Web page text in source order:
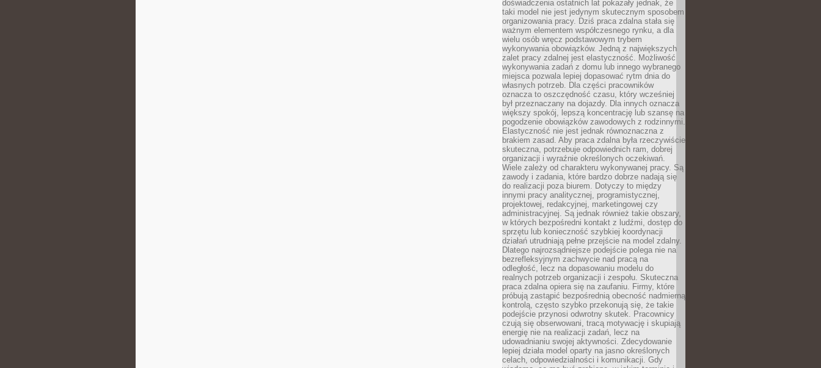
doświadczenia ostatnich lat pokazały jednak, że
taki model nie jest jedynym skutecznym sposobem
organizowania pracy. Dziś praca zdalna stała się
ważnym elementem współczesnego rynku, a dla
wielu osób wręcz podstawowym trybem
wykonywania obowiązków. Jedną z największych
zalet pracy zdalnej jest elastyczność. Możliwość
wykonywania zadań z domu lub innego wybranego
miejsca pozwala lepiej dopasować rytm dnia do
własnych potrzeb. Dla części pracowników
oznacza to oszczędność czasu, który wcześniej
był przeznaczany na dojazdy. Dla innych oznacza
większy spokój, lepszą koncentrację lub szansę na
pogodzenie obowiązków zawodowych z rodzinnymi.
Elastyczność nie jest jednak równoznaczna z
brakiem zasad. Aby praca zdalna była rzeczywiście
skuteczna, potrzebuje odpowiednich ram, dobrej
organizacji i wyraźnie określonych oczekiwań.
Wiele zależy od charakteru wykonywanej pracy. Są
zawody i zadania, które bardzo dobrze nadają się
do realizacji poza biurem. Dotyczy to między
innymi pracy analitycznej, programistycznej,
projektowej, redakcyjnej, marketingowej czy
administracyjnej. Są jednak również takie obszary,
w których bezpośredni kontakt z ludźmi, dostęp do
sprzętu lub konieczność szybkiej koordynacji
działań utrudniają pełne przejście na model zdalny.
Dlatego najrozsądniejsze podejście polega nie na
bezrefleksyjnym zachwycie nad pracą na
odległość, lecz na dopasowaniu modelu do
realnych potrzeb organizacji i zespołu. Skuteczna
praca zdalna opiera się na zaufaniu. Firmy, które
próbują zastąpić bezpośrednią obecność nadmierną
kontrolą, często szybko przekonują się, że takie
podejście przynosi odwrotny skutek. Pracownicy
czują się obserwowani, tracą motywację i skupiają
energię nie na realizacji zadań, lecz na
udowadnianiu swojej aktywności. Zdecydowanie
lepiej działa model oparty na jasno określonych
celach, odpowiedzialności i komunikacji. Gdy